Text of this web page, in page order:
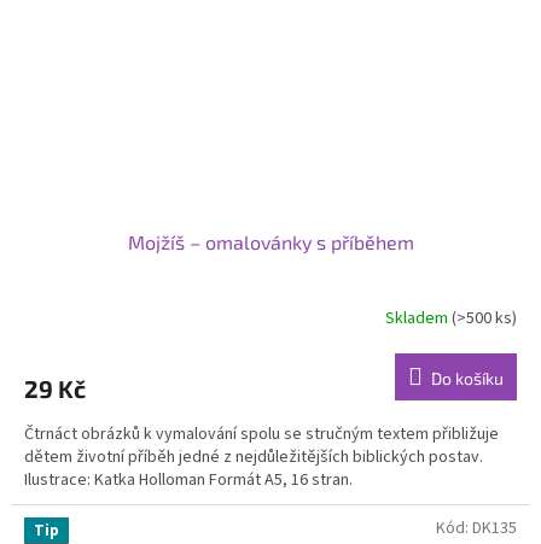
Mojžíš – omalovánky s příběhem
Skladem (>500 ks)
29 Kč Do košíku
Čtrnáct obrázků k vymalování spolu se stručným textem při­bližuje
dětem životní příběh jedné z nejdůležitějších biblic­kých postav.
Ilustrace: Katka Holloman Formát A5, 16 stran.
Tip Kód: DK135